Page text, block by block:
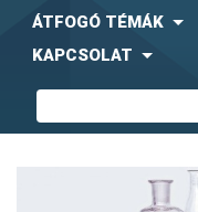
ÁTFOGÓ TÉMÁK
KAPCSOLAT